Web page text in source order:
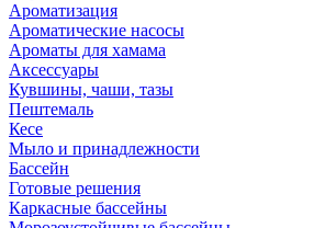
Ароматизация
Ароматические насосы
Ароматы для хамама
Аксессуары
Кувшины, чаши, тазы
Пештемаль
Кесе
Мыло и принадлежности
Бассейн
Готовые решения
Каркасные бассейны